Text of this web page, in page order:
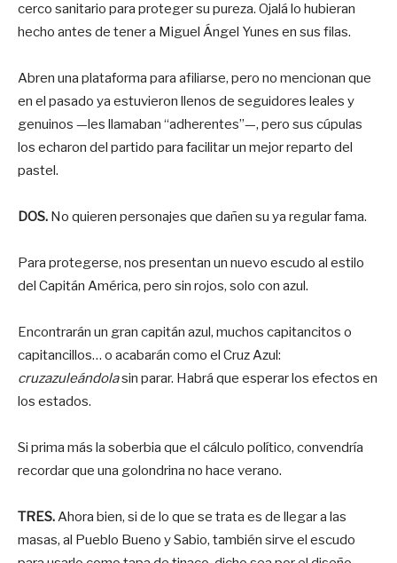
cerco sanitario para proteger su pureza. Ojalá lo hubieran
hecho antes de tener a Miguel Ángel Yunes en sus filas.
Abren una plataforma para afiliarse, pero no mencionan que
en el pasado ya estuvieron llenos de seguidores leales y
genuinos —les llamaban “adherentes”—, pero sus cúpulas
los echaron del partido para facilitar un mejor reparto del
pastel.
DOS. No quieren personajes que dañen su ya regular fama.
Para protegerse, nos presentan un nuevo escudo al estilo
del Capitán América, pero sin rojos, solo con azul.
Encontrarán un gran capitán azul, muchos capitancitos o
capitancillos… o acabarán como el Cruz Azul:
cruzazuleándolasin parar. Habrá que esperar los efectos en
los estados.
Si prima más la soberbia que el cálculo político, convendría
recordar que una golondrina no hace verano.
TRES.Ahora bien, si de lo que se trata es de llegar a las
masas, al Pueblo Bueno y Sabio, también sirve el escudo